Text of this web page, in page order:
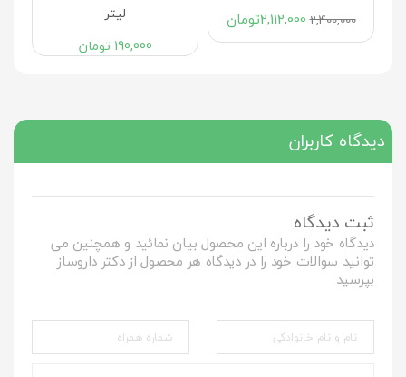
2,400,000
2,112,000تومان
لیتر
190,000 تومان
دیدگاه کاربران
ثبت دیدگاه
دیدگاه خود را درباره این محصول بیان نمائید و همچنین می
توانید سوالات خود را در دیدگاه هر محصول از دکتر داروساز
بپرسید